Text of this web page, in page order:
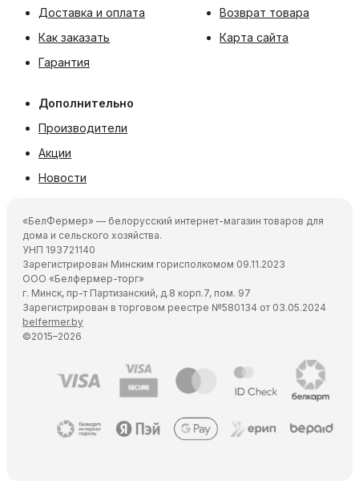
Доставка и оплата
Как заказать
Гарантия
Возврат товара
Карта сайта
Дополнительно
Производители
Акции
Новости
«БелФермер» — белорусский интернет-магазин товаров для
дома и сельского хозяйства.
УНП 193721140
Зарегистрирован Минским горисполкомом 09.11.2023
ООО «Белфермер-торг»
г. Минск, пр-т Партизанский, д.8 корп.7, пом. 97
Зарегистрирован в торговом реестре №580134 от 03.05.2024
belfermer.by
©2015–2026